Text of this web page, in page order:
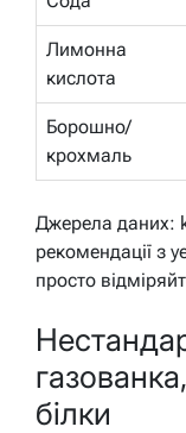
Лимонна
кислота
Борошно/
крохмаль
Джерела даних:
рекомендації з
просто
білки